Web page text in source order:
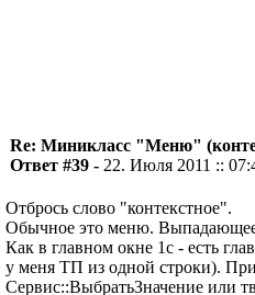
Re: Миникласс "Меню"
Ответ #39 - 22. Июля 2011 ::
Отбрось слово "контекстное".
Обычное это меню.
Как в главном окне 1с - есть
у меня ТП из одной строки).
Сервис::ВыбратьЗначение или